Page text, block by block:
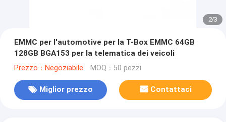
2/3
EMMC per l'automotive per la T-Box EMMC 64GB
128GB BGA153 per la telematica dei veicoli
Prezzo：Negoziabile MOQ：50 pezzi
Miglior prezzo Contattaci